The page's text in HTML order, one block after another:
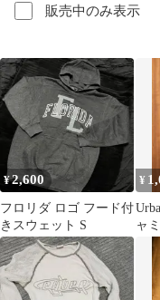
販売中のみ表示
¥2,600
フロリダ ロゴ フード付
きスウェット S
¥
ャ
ク